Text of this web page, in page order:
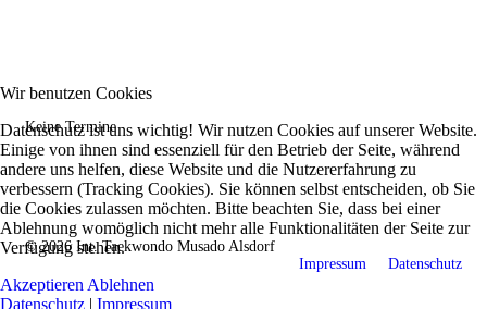
Keine Termine
© 2026 Int. Taekwondo Musado Alsdorf
Impressum
Datenschutz
Wir benutzen Cookies
Datenschutz ist uns wichtig! Wir nutzen Cookies auf unserer Website.
Einige von ihnen sind essenziell für den Betrieb der Seite, während
andere uns helfen, diese Website und die Nutzererfahrung zu
verbessern (Tracking Cookies). Sie können selbst entscheiden, ob Sie
die Cookies zulassen möchten. Bitte beachten Sie, dass bei einer
Ablehnung womöglich nicht mehr alle Funktionalitäten der Seite zur
Verfügung stehen.
Akzeptieren Ablehnen
Datenschutz | Impressum